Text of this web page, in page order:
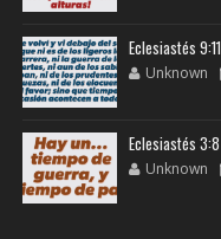
Eclesiastés 9:11
Unknown
Eclesiastés 3:8
Unknown